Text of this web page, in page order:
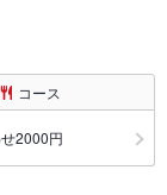
コース
2000円